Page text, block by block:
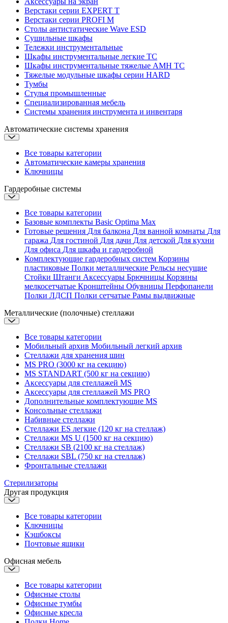
Верстаки серии EXPERT T
Верстаки серии PROFI M
Столы антистатические Wave ESD
Cушильные шкафы
Тележки инструментальные
Шкафы инструментальные легкие ТС
Шкафы инструментальные тяжелые AMH TC
Тяжелые модульные шкафы серии HARD
Тумбы
Стулья промышленные
Cпециализированная мебель
Системы хранения инструмента и инвентаря
Автоматические системы хранения
Все товары категории
Автоматические камеры хранения
Ключницы
Гардеробные системы
Все товары категории
Базовые комплекты Basic Optima Max
Готовые решения Для балкона Для ванной комнаты Для
гаража Для гостиной Для дачи Для детской Для кухни
Для офиса Для шкафа и гардеробной
Комплектующие гардеробных систем Корзины
пластиковые Полки металлические Рельсы несущие
Стойки Штанги Аксессуары Брючницы Корзины
мелкосетчатые Кронштейны Обувницы Перфопанели
Полки ЛДСП Полки сетчатые Рамы выдвижные
Металлические (полочные) стеллажи
Все товары категории
Мобильный архив Мобильный легкий архив
Стеллажи для хранения шин
MS PRO (3000 кг на секцию)
MS STANDART (500 кг на секцию)
Аксессуары для стеллажей MS
Аксессуары для стеллажей MS PRO
Дополнительные комплектующие MS
Консольные стеллажи
Набивные стеллажи
Стеллажи ES легкие (120 кг на стеллаж)
Стеллажи MS U (1500 кг на секцию)
Стеллажи SB (2100 кг на стеллаж)
Стеллажи SBL (750 кг на стеллаж)
Фронтальные стеллажи
Стерилизаторы
Другая продукция
Все товары категории
Ключницы
Кэшбоксы
Почтовые ящики
Офисная мебель
Все товары категории
Офисные столы
Офисные тумбы
Офисные кресла